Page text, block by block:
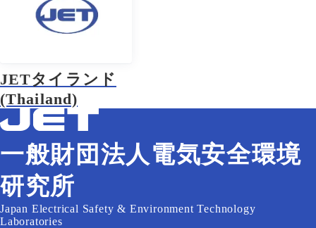
JETタイランド
(Thailand)
一般財団法人電気安全環境
研究所
Japan Electrical Safety & Environment Technology
Laboratories